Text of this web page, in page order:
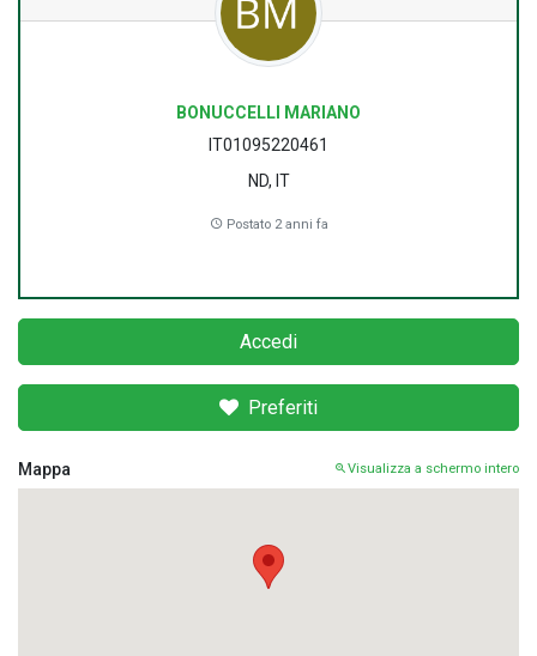
BONUCCELLI MARIANO
IT01095220461
ND, IT
Postato 2 anni fa
Accedi
Preferiti
Mappa Visualizza a schermo intero